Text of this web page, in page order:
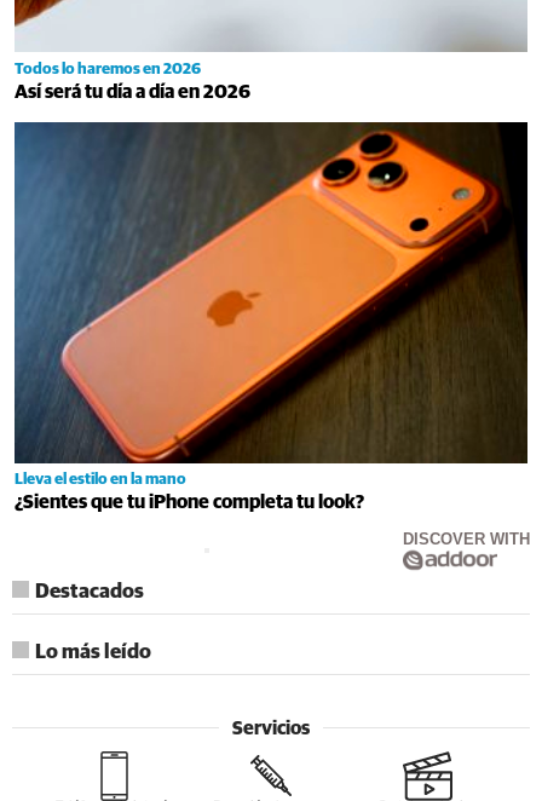
Todos lo haremos en 2026
Así será tu día a día en 2026
Lleva el estilo en la mano
¿Sientes que tu iPhone completa tu look?
DISCOVER WITH
Destacados
Lo más leído
Servicios